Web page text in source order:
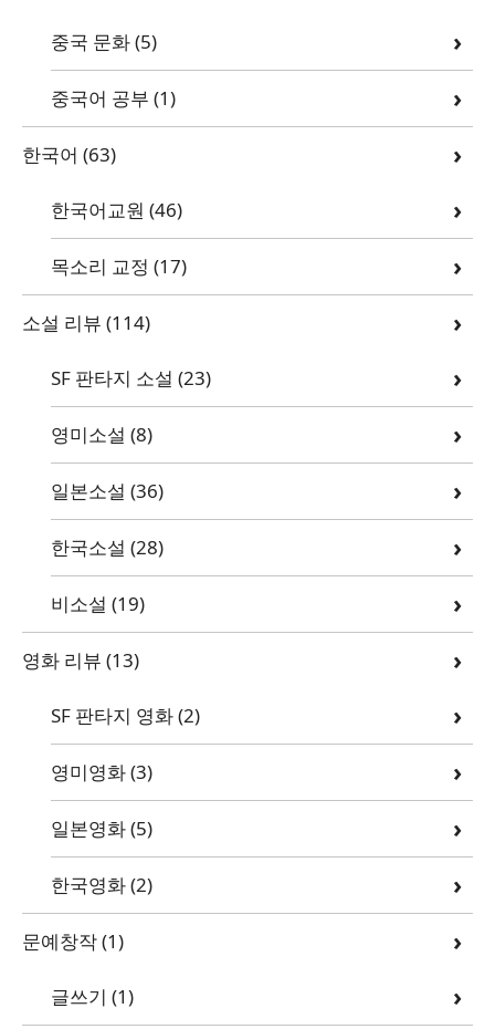
중국 문화(5)
중국어 공부 (1)
한국어 (63)
한국어교원 (46)
목소리 교정 (17)
소설 리뷰 (114)
SF 판타지 소설 (23)
영미소설 (8)
일본소설 (36)
한국소설 (28)
비소설 (19)
영화 리뷰 (13)
SF 판타지 영화(2)
영미영화(3)
일본영화(5)
한국영화(2)
문예창작(1)
글쓰기 (1)